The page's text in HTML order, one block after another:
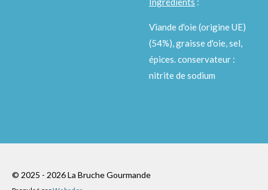
Viande d'oie (origine UE)
(54%), graisse d'oie, sel,
épices. conservateur :
nitrite de sodium
© 2025 - 2026 La Bruche Gourmande